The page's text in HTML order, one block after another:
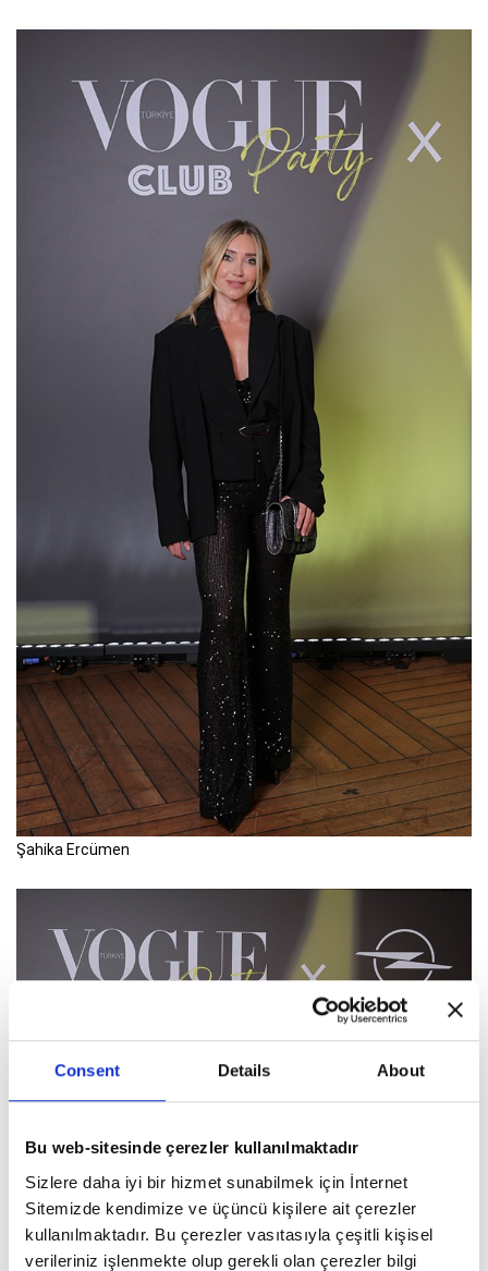
Consent Details About
Bu web-sitesinde çerezler kullanılmaktadır
Sizlere daha iyi bir hizmet sunabilmek için İnternet
Sitemizde kendimize ve üçüncü kişilere ait çerezler
kullanılmaktadır. Bu çerezler vasıtasıyla çeşitli kişisel
verileriniz işlenmekte olup gerekli olan çerezler bilgi
Şahika Ercümen